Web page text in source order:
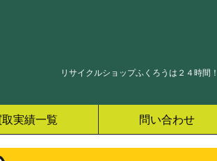
リサイクルショップふくろうは２４時間
実績一覧 問い合わせ